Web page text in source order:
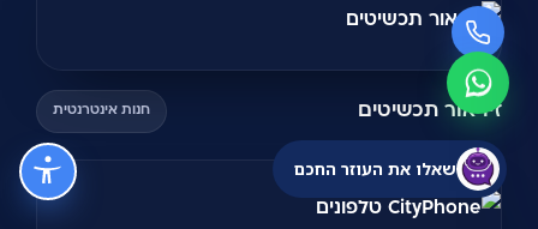
זיו אור תכשיטים חנות אינטרנטית
שאלו את העוזר החכם